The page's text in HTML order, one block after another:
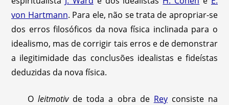
von Hartmann. Para ele, não se trata de apropriar-se
dos erros filosóficos da nova física inclinada para o
idealismo, mas de corrigir tais erros e de demonstrar
a ilegitimidade das conclusões idealistas e fideístas
deduzidas da nova física.
Oleitmotivde toda a obra de Reyconsiste na